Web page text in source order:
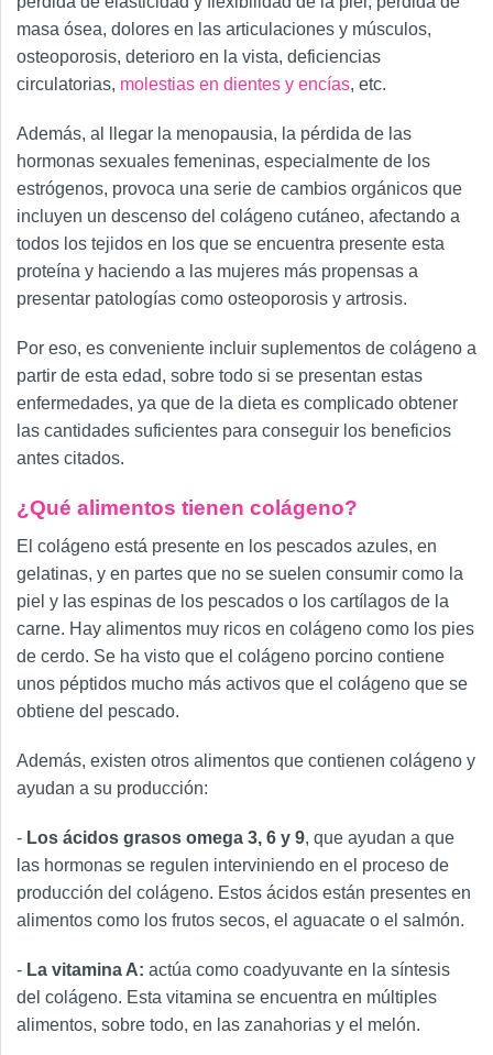
masa ósea, dolores en las articulaciones y músculos,
osteoporosis, deterioro en la vista, deficiencias
circulatorias, molestias en dientes y encías, etc.
Además, al llegar la menopausia, la pérdida de las
hormonas sexuales femeninas, especialmente de los
estrógenos, provoca una serie de cambios orgánicos que
incluyen un descenso del colágeno cutáneo, afectando a
todos los tejidos en los que se encuentra presente esta
proteína y haciendo a las mujeres más propensas a
presentar patologías como osteoporosis y artrosis.
Por eso, es conveniente incluir suplementos de colágeno a
partir de esta edad, sobre todo si se presentan estas
enfermedades, ya que de la dieta es complicado obtener
las cantidades suficientes para conseguir los beneficios
antes citados.
¿Qué alimentos tienen colágeno?
El colágeno está presente en los pescados azules, en
gelatinas, y en partes que no se suelen consumir como la
piel y las espinas de los pescados o los cartílagos de la
carne. Hay alimentos muy ricos en colágeno como los pies
de cerdo. Se ha visto que el colágeno porcino contiene
unos péptidos mucho más activos que el colágeno que se
obtiene del pescado.
Además, existen otros alimentos que contienen colágeno y
ayudan a su producción:
- Los ácidos grasos omega 3, 6 y 9, que ayudan a que
las hormonas se regulen interviniendo en el proceso de
producción del colágeno. Estos ácidos están presentes en
alimentos como los frutos secos, el aguacate o el salmón.
- La vitamina A: actúa como coadyuvante en la síntesis
del colágeno. Esta vitamina se encuentra en múltiples
alimentos, sobre todo, en las zanahorias y el melón.